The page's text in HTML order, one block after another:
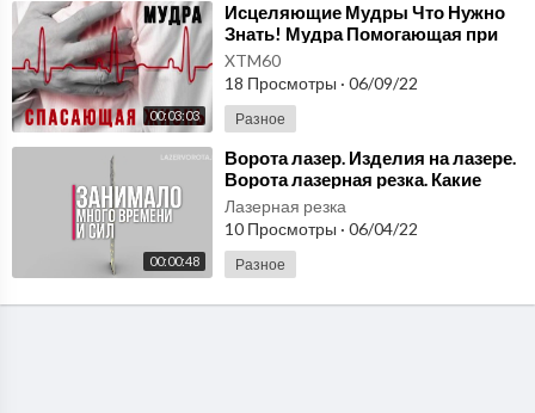
00:03:03
⁣Исцеляющие Мудры Что Нужно
Знать! Мудра Помогающая при
Болях в Сердце. Мудра
Спасающая Жизнь
XTM60
18 Просмотры · 06/09/22
Разное
00:00:48
⁣Ворота лазер. Изделия на лазере.
Ворота лазерная резка. Какие
материалы можно обрабатывать?
Лазерная резка
10 Просмотры · 06/04/22
Разное